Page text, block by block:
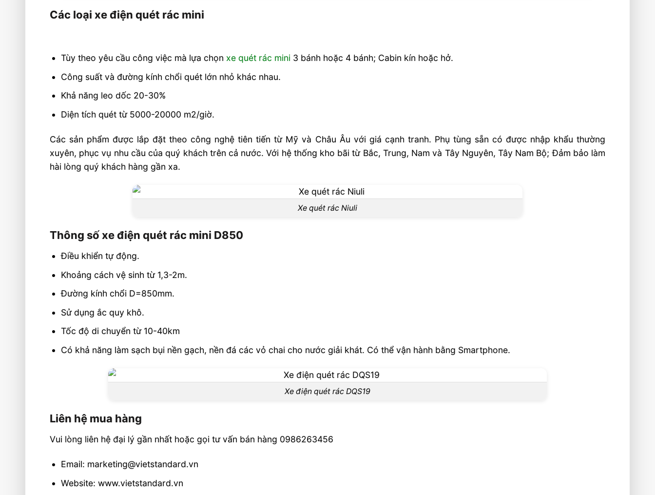
Các loại xe điện quét rác mini
Tùy theo yêu cầu công việc mà lựa chọn xe quét rác mini 3 bánh hoặc 4 bánh; Cabin kín hoặc hở.
Công suất và đường kính chổi quét lớn nhỏ khác nhau.
Khả năng leo dốc 20-30%
Diện tích quét từ 5000-20000 m2/giờ.
Các sản phẩm được lắp đặt theo công nghệ tiên tiến từ Mỹ và Châu Âu với giá cạnh tranh. Phụ tùng sẵn có được nhập khẩu thường
xuyên, phục vụ nhu cầu của quý khách trên cả nước. Với hệ thống kho bãi từ Bắc, Trung, Nam và Tây Nguyên, Tây Nam Bộ; Đảm bảo làm
hài lòng quý khách hàng gần xa.
Xe quét rác Niuli
Thông số xe điện quét rác mini D850
Điều khiển tự động.
Khoảng cách vệ sinh từ 1,3-2m.
Đường kính chổi D=850mm.
Sử dụng ắc quy khô.
Tốc độ di chuyển từ 10-40km
Có khả năng làm sạch bụi nền gạch, nền đá các vỏ chai cho nước giải khát. Có thể vận hành bằng Smartphone.
Xe điện quét rác DQS19
Liên hệ mua hàng
Vui lòng liên hệ đại lý gần nhất hoặc gọi tư vấn bán hàng 0986263456
Email: marketing@vietstandard.vn
Website: www.vietstandard.vn